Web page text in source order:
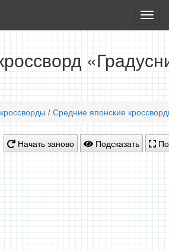
игры
/ Средние японские
Начать заново Подсказать